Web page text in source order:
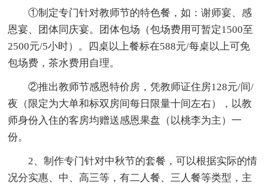
①制定专门针对教师节的特色餐，如：谢师宴、感
恩宴、团体同庆宴。团体包场（包场费用可暂定1500至
2500元/5小时）。四桌以上餐标在588元/每桌以上可免
包场费，茶水费用自理。
②推出教师节感恩特价房，凭教师证住房128元/间/
夜（限定为大单和标双房间每日限量十间左右），以教
师身份入住的客房均赠送感恩果盘（以桃李为主）一
份。
2、制作专门针对中秋节的套餐，可以根据实际的情
况分实惠、中、高三等，有二人餐、三人餐等类型，主